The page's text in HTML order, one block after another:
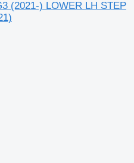
(2021-) LOWER LH STEP